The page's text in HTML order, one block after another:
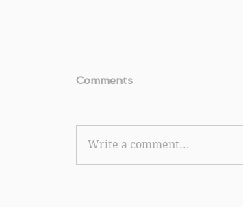
Comments
Write a comment...